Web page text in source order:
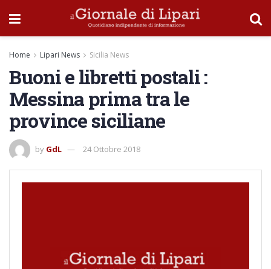
Home Lipari News Sicilia News
Buoni e libretti postali :
Messina prima tra le
province siciliane
by GdL 24 Ottobre 2018